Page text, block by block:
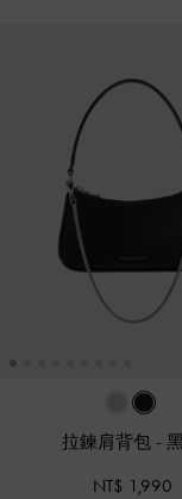
拉鍊肩背包 -
NT$ 1,990